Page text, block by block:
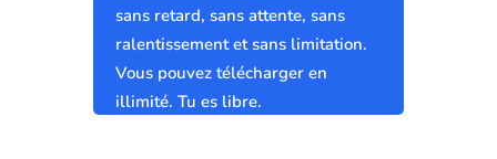
sans retard, sans attente, sans
ralentissement et sans limitation.
Vous pouvez télécharger en
illimité. Tu es libre.